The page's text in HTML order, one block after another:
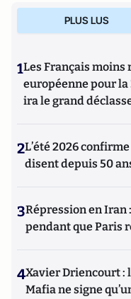
PLUS LUS
1Les Français moins
européenne pour la
ira le grand
2L’été 2026
disent depuis 50
3Répression en Iran
pendant que Paris
4Xavier Driencourt :
Mafia ne signe